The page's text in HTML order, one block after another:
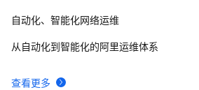
查看更多
自动化、智能化网络运维
从自动化到智能化的阿里运维体系